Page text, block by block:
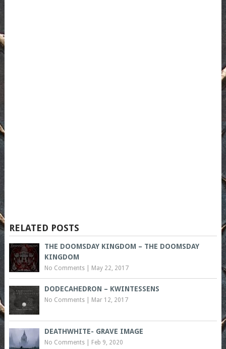
RELATED POSTS
THE DOOMSDAY KINGDOM – THE DOOMSDAY
KINGDOM
No Comments| May 22, 2017
DODECAHEDRON – KWINTESSENS
No Comments| Mar 12, 2017
DEATHWHITE- GRAVE IMAGE
No Comments| Feb 9, 2020